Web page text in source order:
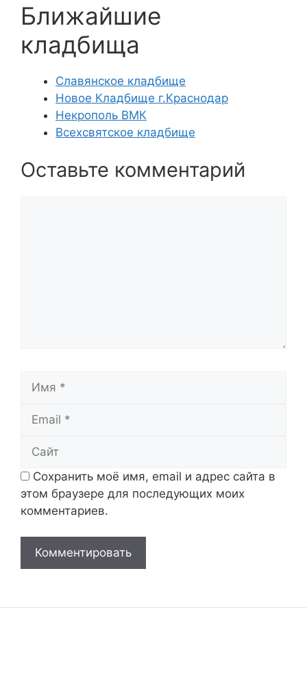
Ближайшие
кладбища
Славянское кладбище
Новое Кладбище г.Краснодар
Некрополь ВМК
Всехсвятское кладбище
Оставьте комментарий
Сохранить моё имя, email и адрес сайта в
этом браузере для последующих моих
комментариев.